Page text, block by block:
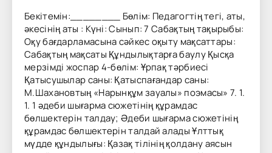
Бекітемін:________ Бөлім: Педагогтің тегі, аты,
әкесінің аты : Күні: Сынып: 7 Сабақтың тақырыбы:
Оқу бағдарламасына сәйкес оқыту мақсаттары:
Сабақтың мақсаты Құндылықтарға баулу Қысқа
мерзімді жоспар 4-бөлім: Ұрпақ тәрбиесі
Қатысушылар саны: Қатыспағандар саны:
М.Шахановтың «Нарынқұм зауалы» поэмасы» 7. 1.
1. 1 әдеби шығарма сюжетінің құрамдас
бөлшектерін талдау; Әдеби шығарма сюжетінің
құрамдас бөлшектерін талдай алады Ұлттық
мүдде құндылығы: Қазақ тілінің қолдану аясын